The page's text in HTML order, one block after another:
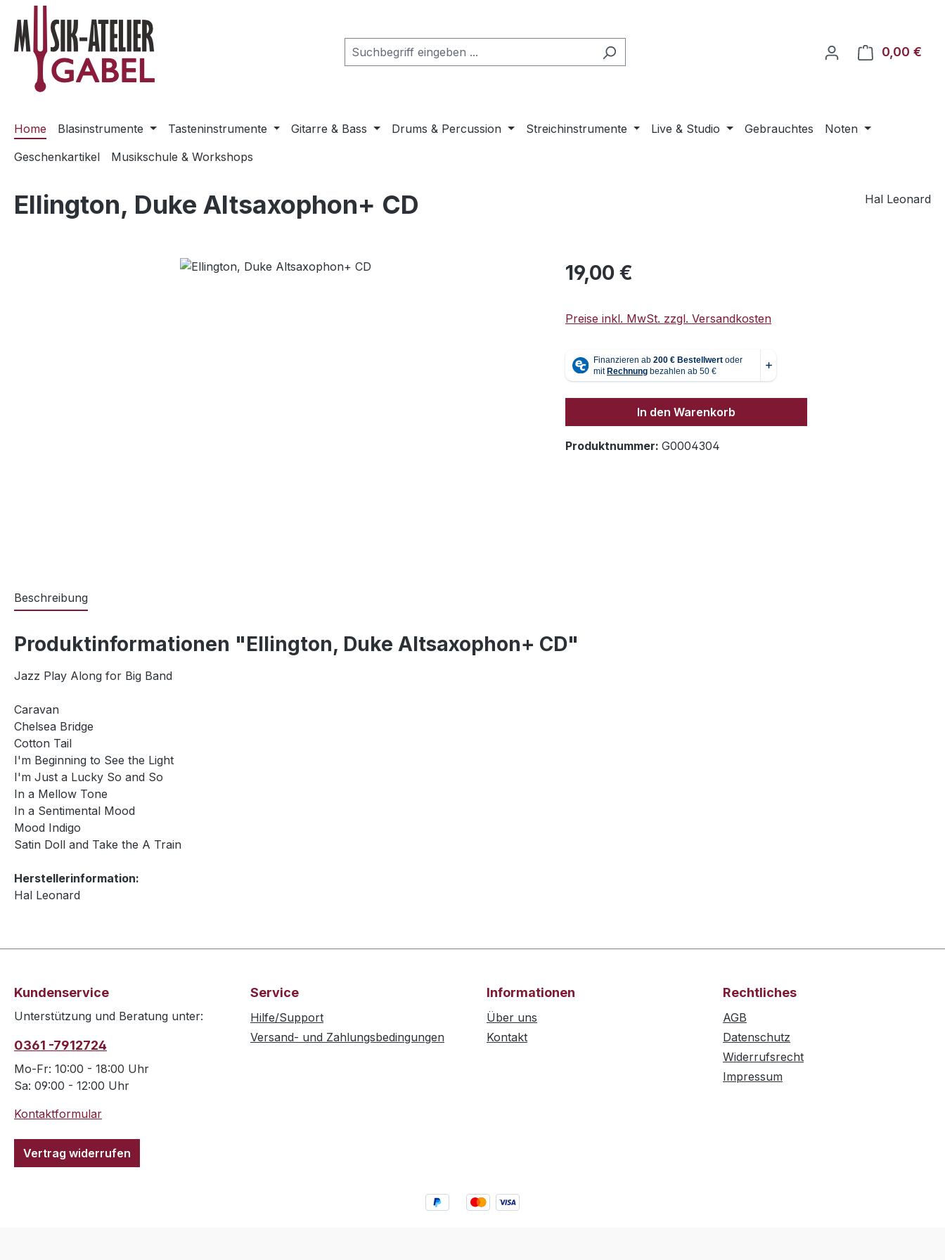
Hauptinhalt springen
Zur Suche springen
Zur Hauptnavigation springen
0,00 €
Home Blasinstrumente Tasteninstrumente Gitarre & Bass Drums & Percussion Streichinstrumente Live & Studio Gebrauchtes
Noten
Geschenkartikel
Musikschule & Workshops
Ellington, Duke Altsaxophon+ CD Hal Leonard
Regulärer Preis:
19,00 €
Preise inkl. MwSt. zzgl. Versandkosten
In den Warenkorb
Produktnummer: G0004304
Beschreibung
Produktinformationen "Ellington, Duke Altsaxophon+ CD"
Jazz Play Along for Big Band
Caravan
Chelsea Bridge
Cotton Tail
I'm Beginning to See the Light
I'm Just a Lucky So and So
In a Mellow Tone
In a Sentimental Mood
Mood Indigo
Satin Doll and Take the A Train
Herstellerinformation:
Hal Leonard
Kundenservice
Unterstützung und Beratung unter:
0361 -7912724
Mo-Fr: 10:00 - 18:00 Uhr
Sa: 09:00 - 12:00 Uhr
Kontaktformular
Vertrag widerrufen
Service
Hilfe/Support
Versand- und Zahlungsbedingungen
Informationen
Über uns
Kontakt
Rechtliches
AGB
Datenschutz
Widerrufsrecht
Impressum